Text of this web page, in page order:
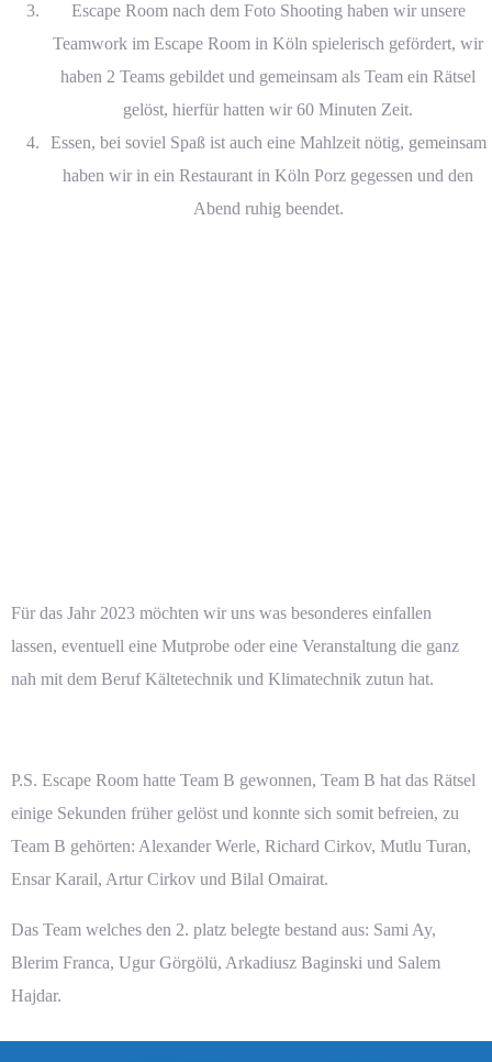
Escape Room nach dem Foto Shooting haben wir unsere
Teamwork im Escape Room in Köln spielerisch gefördert, wir
haben 2 Teams gebildet und gemeinsam als Team ein Rätsel
gelöst, hierfür hatten wir 60 Minuten Zeit.
Essen, bei soviel Spaß ist auch eine Mahlzeit nötig, gemeinsam
haben wir in ein Restaurant in Köln Porz gegessen und den
Abend ruhig beendet.
Für das Jahr 2023 möchten wir uns was besonderes einfallen
lassen, eventuell eine Mutprobe oder eine Veranstaltung die ganz
nah mit dem Beruf Kältetechnik und Klimatechnik zutun hat.
P.S. Escape Room hatte Team B gewonnen, Team B hat das Rätsel
einige Sekunden früher gelöst und konnte sich somit befreien, zu
Team B gehörten: Alexander Werle, Richard Cirkov, Mutlu Turan,
Ensar Karail, Artur Cirkov und Bilal Omairat.
Das Team welches den 2. platz belegte bestand aus: Sami Ay,
Blerim Franca, Ugur Görgölü, Arkadiusz Baginski und Salem
Hajdar.